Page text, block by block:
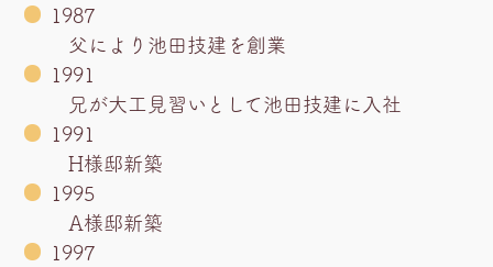
1987
父により池田技建を創業
1991
兄が大工見習いとして池田技建に入社
1991
H様邸新築
1995
A様邸新築
1997